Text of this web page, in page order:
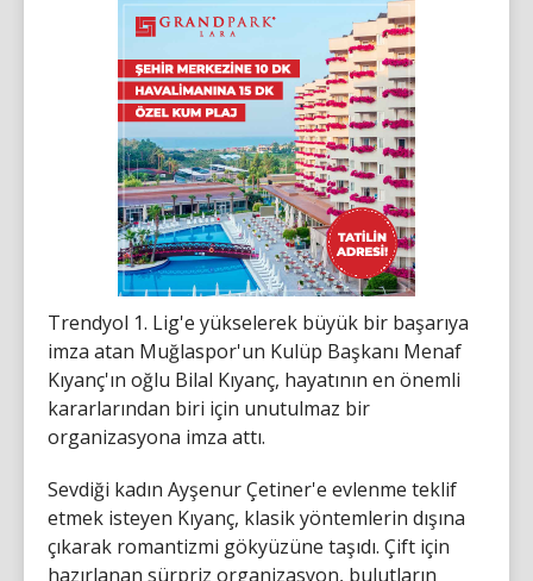
Trendyol 1. Lig'e yükselerek büyük bir başarıya
imza atan Muğlaspor'un Kulüp Başkanı Menaf
Kıyanç'ın oğlu Bilal Kıyanç, hayatının en önemli
kararlarından biri için unutulmaz bir
organizasyona imza attı.
Sevdiği kadın Ayşenur Çetiner'e evlenme teklif
etmek isteyen Kıyanç, klasik yöntemlerin dışına
çıkarak romantizmi gökyüzüne taşıdı. Çift için
hazırlanan sürpriz organizasyon, bulutların